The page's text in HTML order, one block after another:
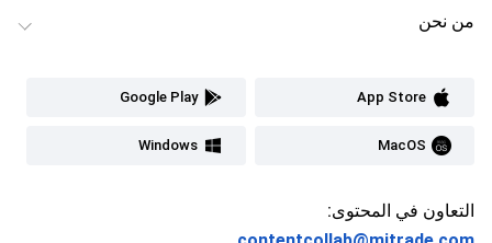
من نحن
App Store
Google Play
MacOS
Windows
التعاون في المحتوى: